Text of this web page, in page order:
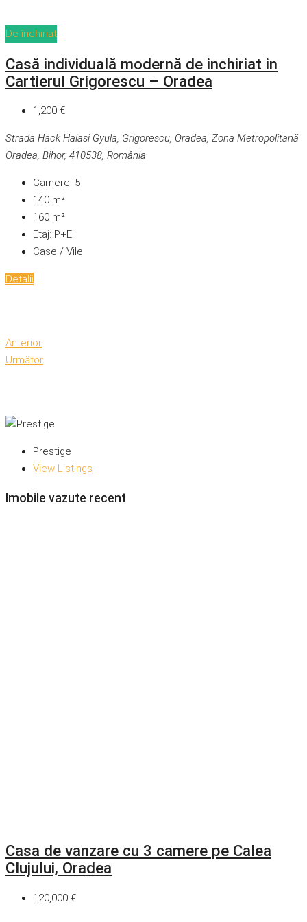
De închiriat
Casă individuală modernă de inchiriat in
Cartierul Grigorescu – Oradea
1,200 €
Strada Hack Halasi Gyula, Grigorescu, Oradea, Zona Metropolitană
Oradea, Bihor, 410538, România
Camere: 5
140 m²
160 m²
Etaj: P+E
Case / Vile
Detalii
Anterior
Următor
Prestige
View Listings
Imobile vazute recent
Casa de vanzare cu 3 camere pe Calea
Clujului, Oradea
120,000 €